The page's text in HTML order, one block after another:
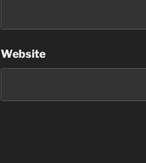
Website